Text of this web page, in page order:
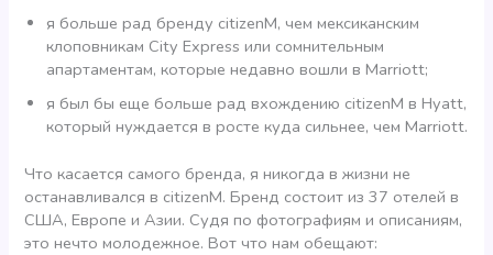
я больше рад бренду citizenM, чем мексиканским
клоповникам City Express или сомнительным
апартаментам, которые недавно вошли в Marriott;
я был бы еще больше рад вхождению citizenM в Hyatt,
который нуждается в росте куда сильнее, чем Marriott.
Что касается самого бренда, я никогда в жизни не
останавливался в citizenM. Бренд состоит из 37 отелей в
США, Европе и Азии. Судя по фотографиям и описаниям,
это нечто молодежное. Вот что нам обещают: